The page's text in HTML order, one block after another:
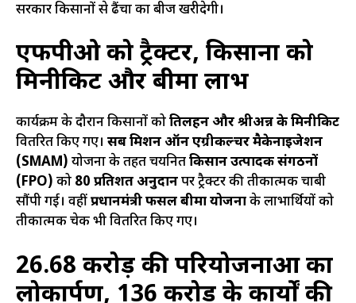
सरकार किसानों से ढैंचा का बीज खरीदेगी।
एफपीओ को ट्रैक्टर, किसानों को
मिनीकिट और बीमा लाभ
कार्यक्रम के दौरान किसानों कोतिलहन और श्रीअन्न के मिनीकिट
वितरित किए गए। सब मिशन ऑन एग्रीकल्चर मैकेनाइजेशन
(SMAM) योजना के तहत चयनितकिसान उत्पादक संगठनों
(FPO) को 80 प्रतिशत अनुदानपर ट्रैक्टर की प्रतीकात्मक चाबी
सौंपी गई। वहींप्रधानमंत्री फसल बीमा योजनाके लाभार्थियों को
प्रतीकात्मक चेक भी वितरित किए गए।
26.68 करोड़ की परियोजनाओं का
लोकार्पण, 136 करोड़ के कार्यों की